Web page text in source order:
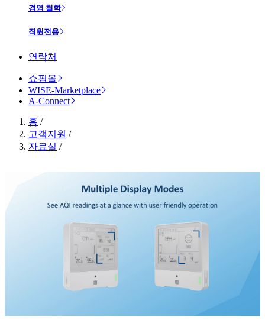
경영 철학
직원전용
연락처
쇼핑몰
WISE-Marketplace
A-Connect
홈 /
고객지원 /
자료실 /